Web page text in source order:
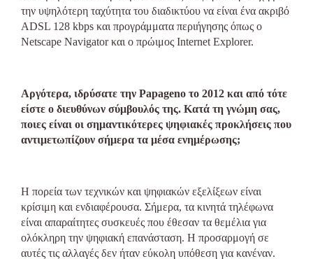
την υψηλότερη ταχύτητα του διαδικτύου να είναι ένα ακριβό
ADSL 128 kbps και προγράμματα περιήγησης όπως ο
Netscape Navigator και ο πρώιμος Internet Explorer.
Αργότερα, ιδρύσατε την Papageno το 2012 και από τότε
είστε ο διευθύνων σύμβουλός της. Κατά τη γνώμη σας,
ποιες είναι οι σημαντικότερες ψηφιακές προκλήσεις που
αντιμετωπίζουν σήμερα τα μέσα ενημέρωσης;
Η πορεία των τεχνικών και ψηφιακών εξελίξεων είναι
κρίσιμη και ενδιαφέρουσα. Σήμερα, τα κινητά τηλέφωνα
είναι απαραίτητες συσκευές που έθεσαν τα θεμέλια για
ολόκληρη την ψηφιακή επανάσταση. Η προσαρμογή σε
αυτές τις αλλαγές δεν ήταν εύκολη υπόθεση για κανέναν.